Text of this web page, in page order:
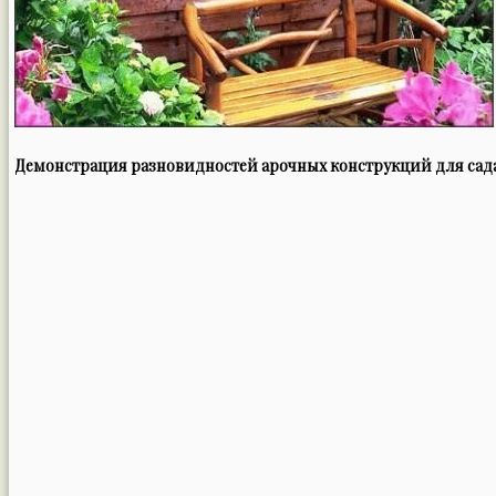
Демонстрация разновидностей арочных конструкций для